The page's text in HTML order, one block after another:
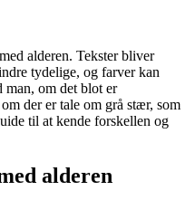
alderen. Tekster bliver
tydelige, og farver kan
man, om det blot er
der er tale om grå stær, som
til at kende forskellen og
alderen